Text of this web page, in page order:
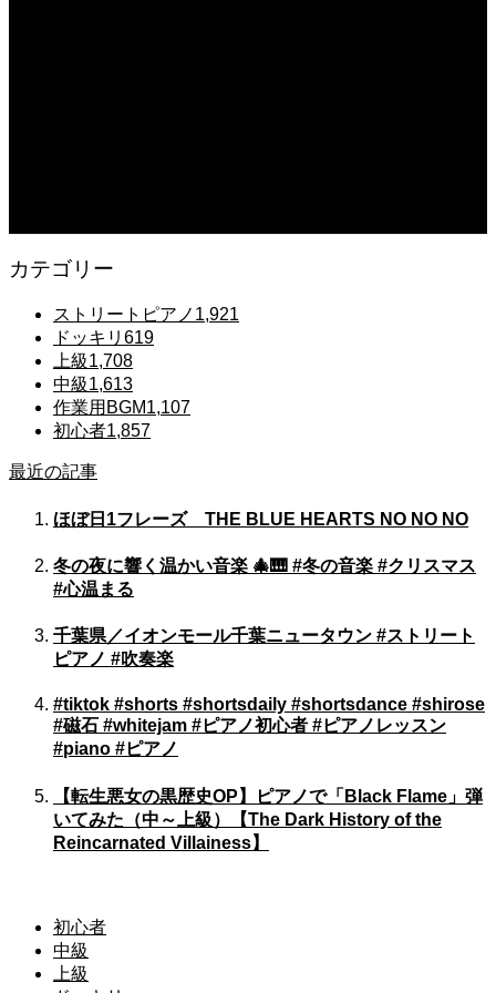
カテゴリー
ストリートピアノ 1,921
ドッキリ 619
上級1,708
中級1,613
作業用BGM1,107
初心者1,857
最近の記事
ほぼ日1フレーズ THE BLUE HEARTS NO NO NO
冬の夜に響く温かい音楽 🎄🎹 #冬の音楽 #クリスマス
#心温まる
千葉県／イオンモール千葉ニュータウン #ストリート
ピアノ #吹奏楽
#tiktok #shorts #shortsdaily #shortsdance #shirose
#磁石 #whitejam #ピアノ初心者 #ピアノレッスン
#piano #ピアノ
【転生悪女の黒歴史OP】ピアノで「Black Flame」弾
いてみた（中～上級）【The Dark History of the
Reincarnated Villainess】
初心者
中級
上級